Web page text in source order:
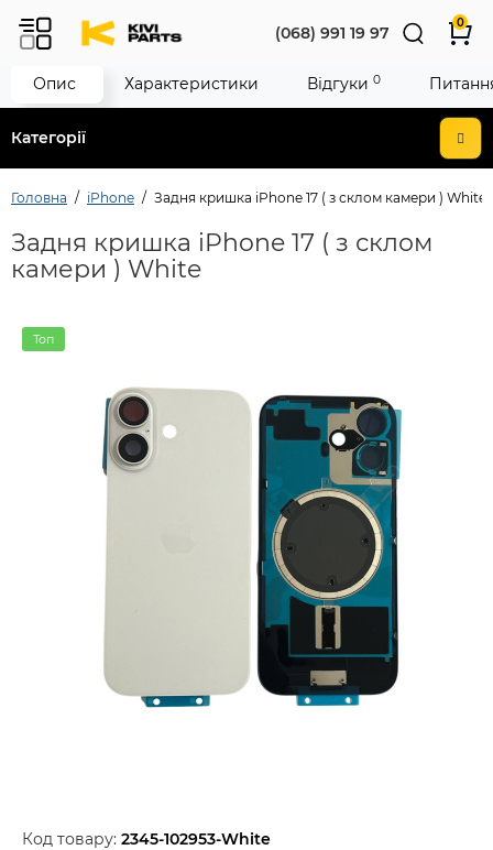
Категорії
(068) 991 19 97
0
Головна iPhone Задня кришка iPhone 17 ( з склом камери ) White
Задня кришка iPhone 17 ( з склом
камери ) White
Топ
Код товару: 2345-102953-White
Опис Характеристики Відгуки 0